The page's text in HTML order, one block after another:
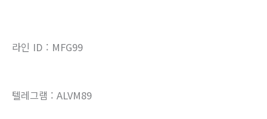
라인 ID : MFG99
텔레그램 : ALVM89